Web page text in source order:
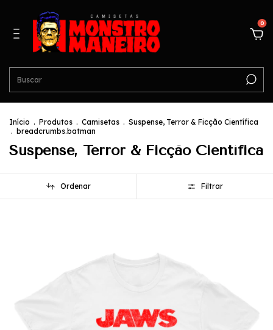
0
Início . Produtos . Camisetas . Suspense, Terror & Ficção Científica
. breadcrumbs.batman
Suspense, Terror & Ficção Científica
Ordenar Filtrar